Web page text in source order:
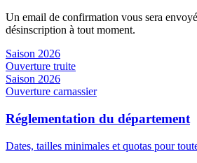
Un email de confirmation vous sera
désinscription à tout moment.
Saison 2026
Ouverture truite
Saison 2026
Ouverture carnassier
Réglementation du département
Dates, tailles minimales et quotas pour